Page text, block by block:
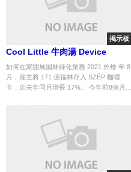
掲示板
Cool Little 牛肉湯 Device
如何在家開展園林綠化業務 2021 外燴 年 8
月，雇主將 171 億福林存入 SZÉP 咖哩
卡，比去年同月增長 17%。 今年前8個月...